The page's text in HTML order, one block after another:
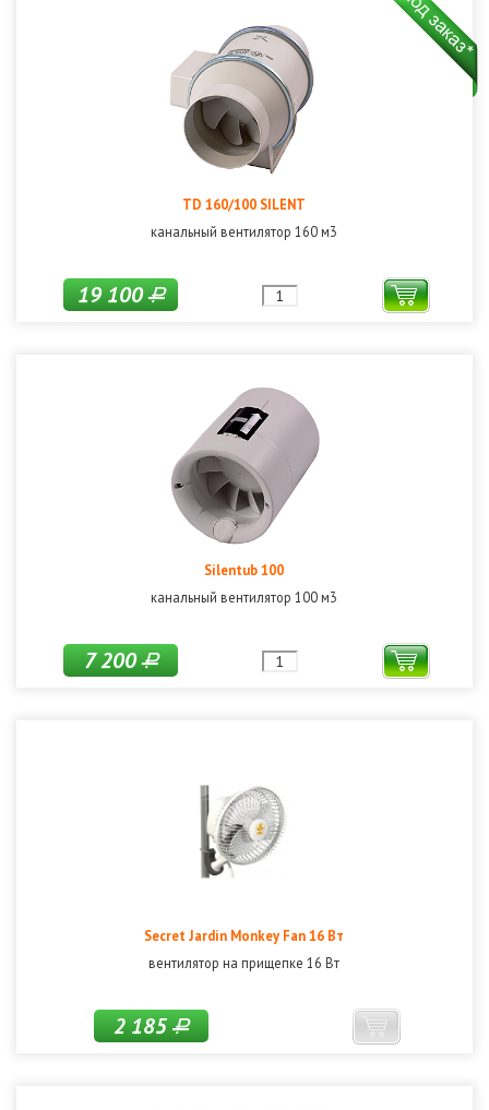
TD 160/100 SILENT
канальный вентилятор 160 м3
19 100Р
Silentub 100
канальный вентилятор 100 м3
7 200Р
Secret Jardin Monkey Fan 16 Вт
вентилятор на прищепке 16 Вт
2 185Р